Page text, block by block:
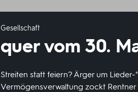
Gesellschaft
quer vom 30.
Streiten statt feiern? Ärger um
Vermögensverwaltung zockt